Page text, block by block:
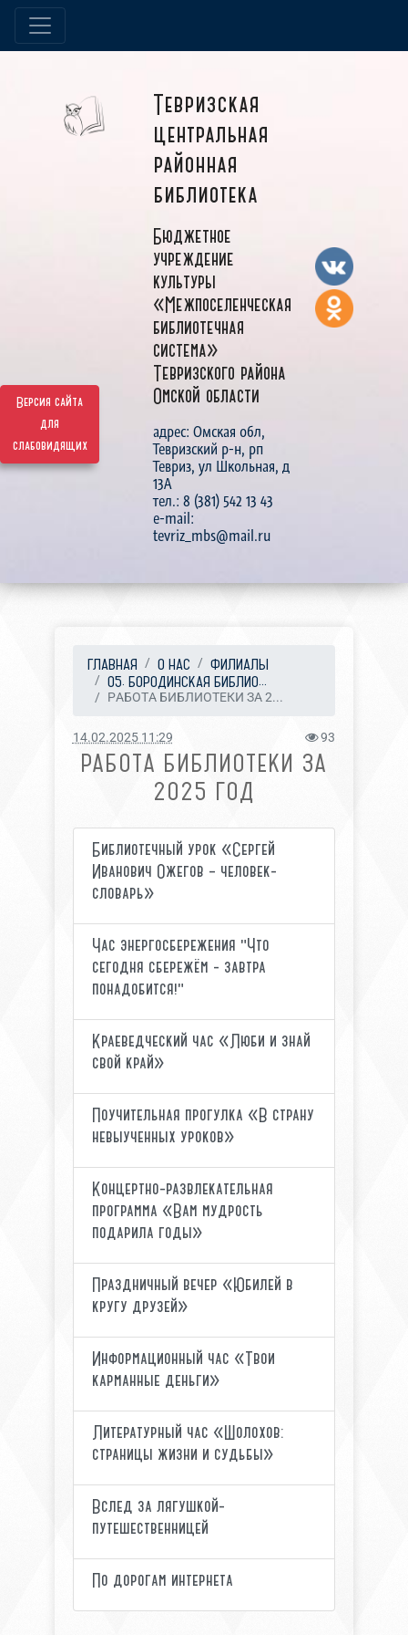
Версия сайта
для
слабовидящих
Тевризская
центральная
районная
библиотека
Бюджетное
учреждение
культуры
«Межпоселенческая
библиотечная
система»
Тевризского района
Омской области
адрес: Омская обл,
Тевризский р-н, рп
Тевриз, ул Школьная, д
13А
тел.: 8 (381) 542 13 43
e-mail:
tevriz_mbs@mail.ru
ГЛАВНАЯ О НАС
ФИЛИАЛЫ
05. БОРОДИНСКАЯ БИБЛИО...
РАБОТА БИБЛИОТЕКИ ЗА 2...
14.02.2025 11:29 93
РАБОТА БИБЛИОТЕКИ ЗА
2025 ГОД
Библиотечный урок «Сергей
Иванович Ожегов – человек-
словарь»
Час энергосбережения "Что
сегодня сбережём - завтра
понадобится!"
Краеведческий час «Люби и знай
свой край»
Поучительная прогулка «В страну
невыученных уроков»
Концертно-развлекательная
программа «Вам мудрость
подарила годы»
Праздничный вечер «Юбилей в
кругу друзей»
Информационный час «Твои
карманные деньги»
Литературный час «Шолохов:
страницы жизни и судьбы»
Вслед за лягушкой-
путешественницей
По дорогам интернета